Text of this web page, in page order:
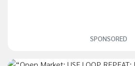
SPONSORED